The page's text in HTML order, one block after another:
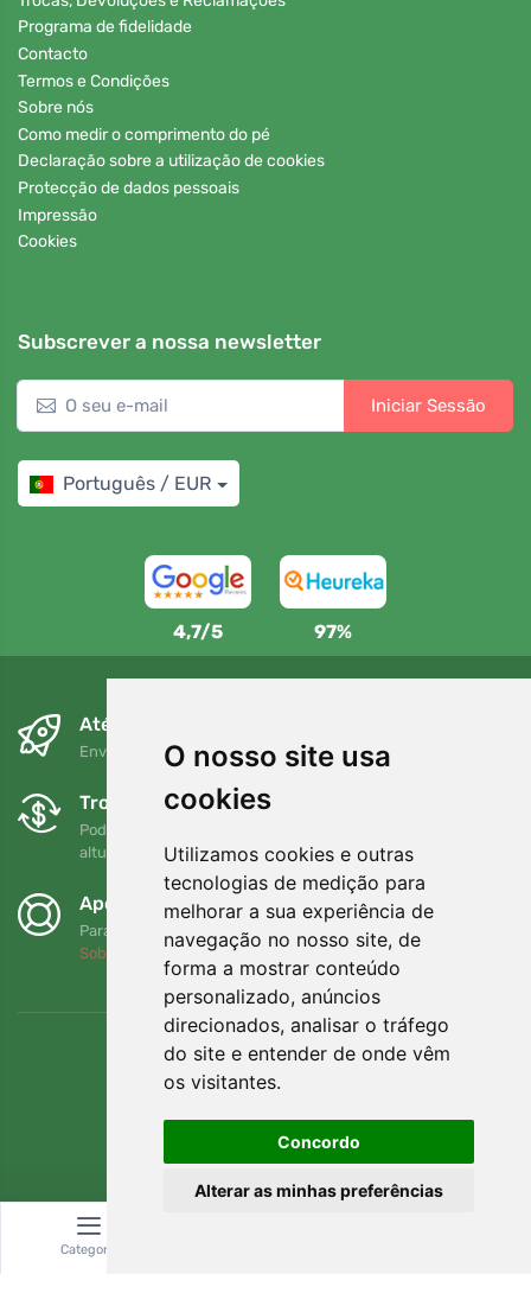
O nosso site usa
cookies
Utilizamos cookies e outras
tecnologias de medição para
melhorar a sua experiência de
navegação no nosso site, de
forma a mostrar conteúdo
personalizado, anúncios
direcionados, analisar o tráfego
do site e entender de onde vêm
os visitantes.
Concordo
Alterar as minhas preferências
Programa de fidelidade
Contacto
Termos e Condições
Sobre nós
Como medir o comprimento do pé
Declaração sobre a utilização de cookies
Protecção de dados pessoais
Impressão
Cookies
Subscrever a nossa newsletter
Iniciar Sessão
Português / EUR
4,7/5 97%
Até ao dia seguinte e sem custos
Envio gratuito para encomendas superiores a 80 EUR
Trocas e devoluções gratuitas
Pode devolver ou trocar a sua encomenda em qualquer
altura no prazo de 90 dias
Apoiamos a Trees.org
Para cada encomenda plantamos uma árvore! Leia mais
Sobre nós
Categoria